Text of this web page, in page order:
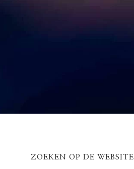
ZOEKEN OP DE WEBSITE